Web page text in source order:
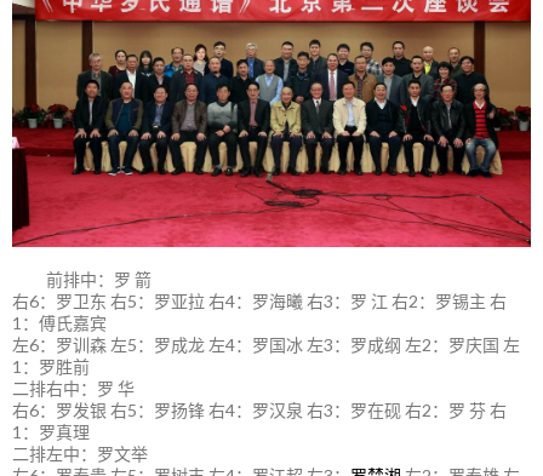
前排中：罗 箭
右6：罗卫东 右5：罗亚拉 右4：罗海曦 右3：罗 江 右2：罗锡主 右
1：傅氏嘉宾
左6：罗训森 左5：罗成龙 左4：罗国冰 左3：罗成纲 左2：罗庆国 左
1：罗胜前
二排右中：罗 华
右6：罗发银 右5：罗扬锋 右4：罗汉泉 右3：罗在砚 右2：罗 芬 右
1：罗真理
二排左中：罗文举